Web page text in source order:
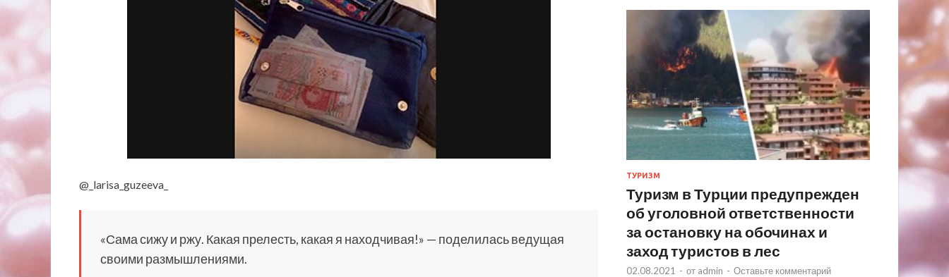
@_larisa_guzeeva_
«Сама сижу и ржу. Какая прелесть, какая я находчивая!» — поделилась ведущая
своими размышлениями.
ТУРИЗМ
Туризм в Турции предупрежден
об уголовной ответственности
за остановку на обочинах и
заход туристов в лес
02.08.2021 - от admin - Оставьте комментарий